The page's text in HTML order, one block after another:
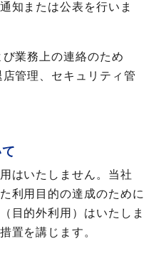
知または公表を行いま
業務上の連絡のため
管理、セキュリティ管
はいたしません。当社
利用目的の達成のために
目的外利用）はいたしま
置を講じます。